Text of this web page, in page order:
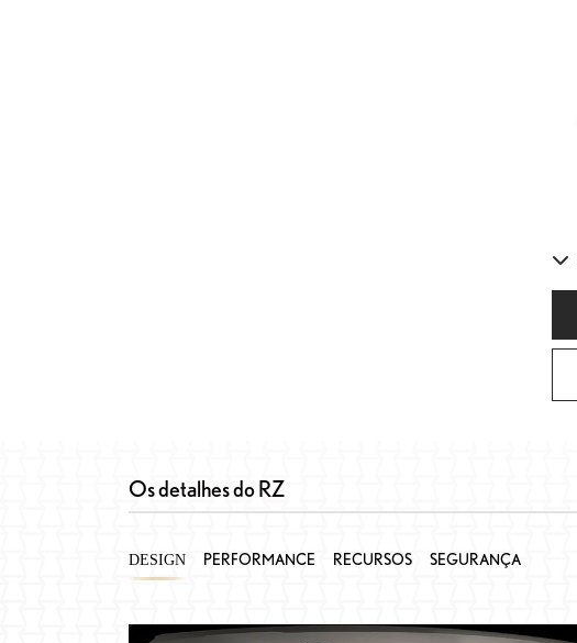
Os detalhes do RZ
DESIGN PERFORMANCE RECURSOS SEGURANÇA